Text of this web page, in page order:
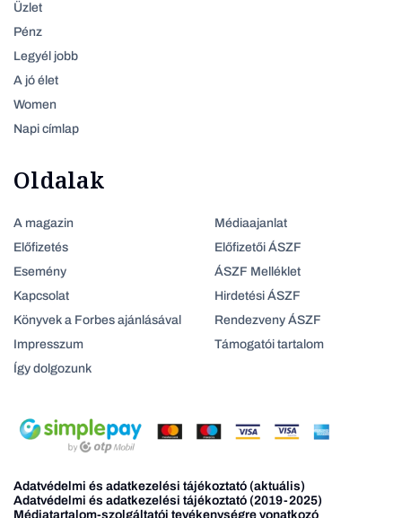
Üzlet
Pénz
Legyél jobb
A jó élet
Women
Napi címlap
Oldalak
A magazin
Előfizetés
Esemény
Kapcsolat
Könyvek a Forbes ajánlásával
Impresszum
Így dolgozunk
Médiaajanlat
Előfizetői ÁSZF
ÁSZF Melléklet
Hirdetési ÁSZF
Rendezveny ÁSZF
Támogatói tartalom
Adatvédelmi és adatkezelési tájékoztató (aktuális)
Adatvédelmi és adatkezelési tájékoztató (2019-2025)
Médiatartalom-szolgáltatói tevékenységre vonatkozó